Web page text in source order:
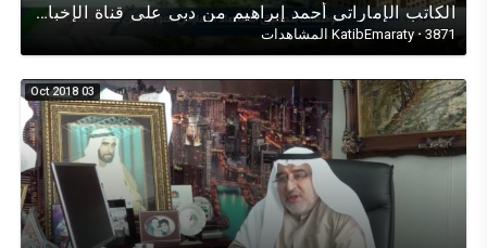
الكاتب الإماراتي أحمد إبراهيم من دبي على قناة الإخبارية السعودية في حوار عن النمو الإقتصادي للإمارات
KatibEmaraty· 3871 المشاهدات
03 Oct 2018